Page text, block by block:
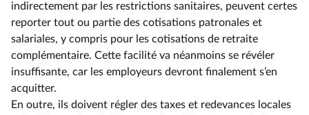
indirectement par les restrictions sanitaires, peuvent certes
reporter tout ou partie des cotisations patronales et
salariales, y compris pour les cotisations de retraite
complémentaire. Cette facilité va néanmoins se révéler
insuffisante, car les employeurs devront finalement s’en
acquitter.
En outre, ils doivent régler des taxes et redevances locales